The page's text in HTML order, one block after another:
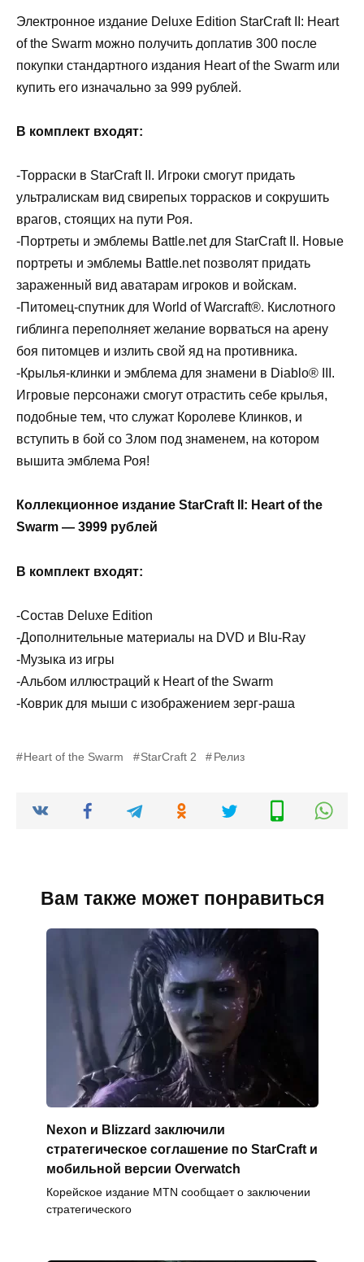
Электронное издание Deluxe Edition StarCraft II: Heart
of the Swarm можно получить доплатив 300 после
покупки стандартного издания Heart of the Swarm или
купить его изначально за 999 рублей.
В комплект входят:
-Торраски в StarCraft II. Игроки смогут придать
ультралискам вид свирепых торрасков и сокрушить
врагов, стоящих на пути Роя.
-Портреты и эмблемы Battle.net для StarCraft II. Новые
портреты и эмблемы Battle.net позволят придать
зараженный вид аватарам игроков и войскам.
-Питомец-спутник для World of Warcraft®. Кислотного
гиблинга переполняет желание ворваться на арену
боя питомцев и излить свой яд на противника.
-Крылья-клинки и эмблема для знамени в Diablo® III.
Игровые персонажи смогут отрастить себе крылья,
подобные тем, что служат Королеве Клинков, и
вступить в бой со Злом под знаменем, на котором
вышита эмблема Роя!
Коллекционное издание StarCraft II: Heart of the
Swarm — 3999 рублей
В комплект входят:
-Состав Deluxe Edition
-Дополнительные материалы на DVD и Blu-Ray
-Музыка из игры
-Альбом иллюстраций к Heart of the Swarm
-Коврик для мыши с изображением зерг-раша
Heart of the Swarm StarCraft 2 Релиз
Вам также может понравиться
Nexon и Blizzard заключили
стратегическое соглашение по StarCraft и
мобильной версии Overwatch
Корейское издание MTN сообщает о заключении
стратегического